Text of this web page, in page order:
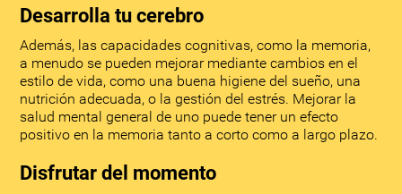
Desarrolla tu cerebro
Además, las capacidades cognitivas, como la memoria,
a menudo se pueden mejorar mediante cambios en el
estilo de vida, como una buena higiene del sueño, una
nutrición adecuada, o la gestión del estrés. Mejorar la
salud mental general de uno puede tener un efecto
positivo en la memoria tanto a corto como a largo plazo.
Disfrutar del momento